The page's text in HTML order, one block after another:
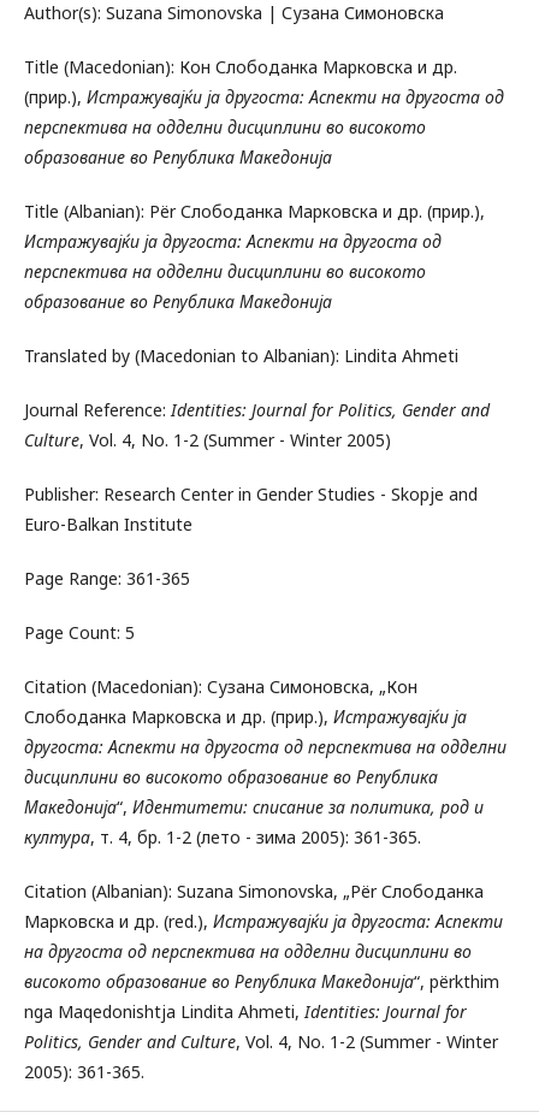
Author(s): Suzana Simonovska | Сузана Симоновска
Title (Macedonian): Кон Слободанка Марковска и др.
(прир.), Истражувајќи ја другоста: Аспекти на другоста од
перспектива на одделни дисциплини во високото
образование во Република Македонија
Title (Albanian): Për Слободанка Марковска и др. (прир.),
Истражувајќи ја другоста: Аспекти на другоста од
перспектива на одделни дисциплини во високото
образование во Република Македонија
Translated by (Macedonian to Albanian): Lindita Ahmeti
Journal Reference:Identities: Journal for Politics, Gender and
Culture, Vol. 4, No. 1-2 (Summer - Winter 2005)
Publisher: Research Center in Gender Studies - Skopje and
Euro-Balkan Institute
Page Range: 361-365
Page Count: 5
Citation (Macedonian): Сузана Симоновска, „Кон
Слободанка Марковска и др. (прир.), Истражувајќи ја
другоста: Аспекти на другоста од перспектива на одделни
дисциплини во високото образование во Република
Македонија“, Идентитети: списание за политика, род и
култура, т. 4, бр. 1-2 (лето - зима 2005): 361-365.
Citation (Albanian): Suzana Simonovska, „Për Слободанка
Марковска и др. (red.), Истражувајќи ја другоста: Аспекти
на другоста од перспектива на одделни дисциплини во
високото образование во Република Македонија“, përkthim
nga Maqedonishtja Lindita Ahmeti,Identities: Journal for
Politics, Gender and Culture, Vol. 4, No. 1-2 (Summer - Winter
2005): 361-365.